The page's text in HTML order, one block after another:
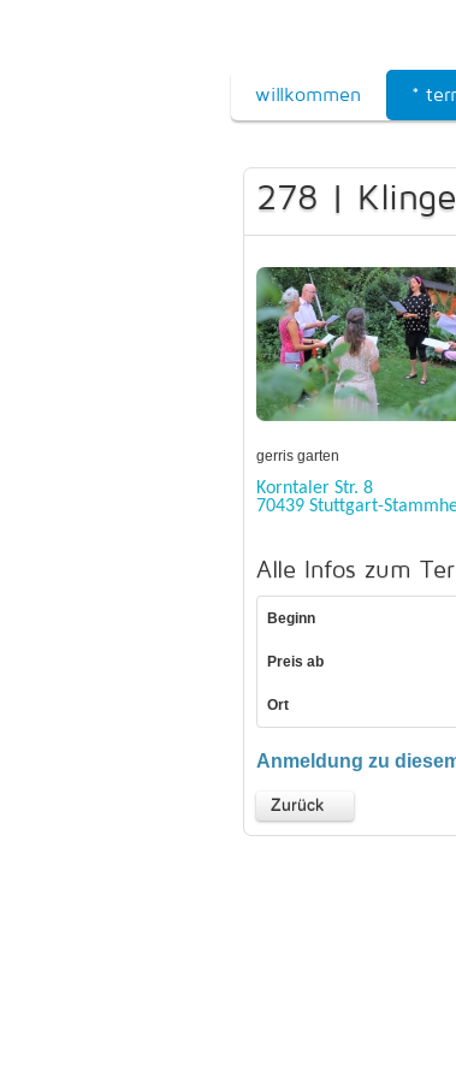
willkommen *
278 |
gerris garten
Korntaler Str. 8
70439 Stuttgart-
Alle Infos zum
Beginn
Preis ab
Ort
Anmeldung zu
Zurück